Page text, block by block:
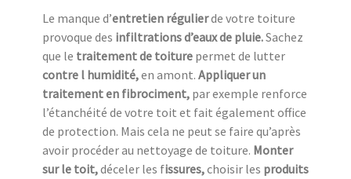
Le manque d’entretien régulierde votre toiture
provoque des infiltrations d’eaux de pluie.Sachez
que le traitement de toiture permet de lutter
contre l humidité,en amont. Appliquer un
traitement en fibrociment, par exemple renforce
l’étanchéité de votre toit et fait également office
de protection. Mais cela ne peut se faire qu’après
avoir procéder au nettoyage de toiture. Monter
sur le toit,déceler les fissures,choisir les produits